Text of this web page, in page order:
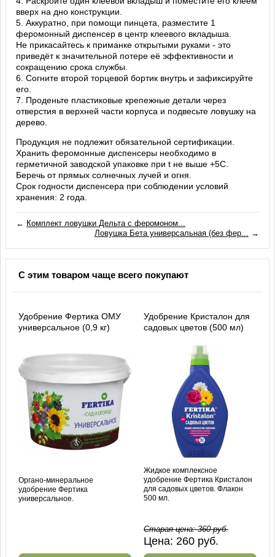
вверх на дно конструкции.
5. Аккуратно, при помощи пинцета, разместите 1
феромонный диспенсер в центр клеевого вкладыша.
Не прикасайтесь к приманке открытыми руками - это
приведёт к значительной потере её эффективности и
сокращению срока службы.
6. Согните второй торцевой бортик внутрь и зафиксируйте
его.
7. Проденьте пластиковые крепежные детали через
отверстия в верхней части корпуса и подвесьте ловушку на
дерево.
Продукция не подлежит обязательной сертификации.
Хранить феромонные диспенсеры необходимо в
герметичной заводской упаковке при t не выше +5С.
Беречь от прямых солнечных лучей и огня.
Срок годности диспенсера при соблюдении условий
хранения: 2 года.
← Комплект ловушки Дельта с феромоном...
Ловушка Бета универсальная (без фер... →
С этим товаром чаще всего покупают
Удобрение Фертика ОМУ
универсальное (0,9 кг)
Органо-минеральное
удобрение Фертика
универсальное.
Удобрение Кристалон для
садовых цветов (500 мл)
Жидкое комплексное
удобрение Фертика Кристалон
для садовых цветов. Флакон
500 мл.
Старая цена:360руб.
Цена: 260 руб.